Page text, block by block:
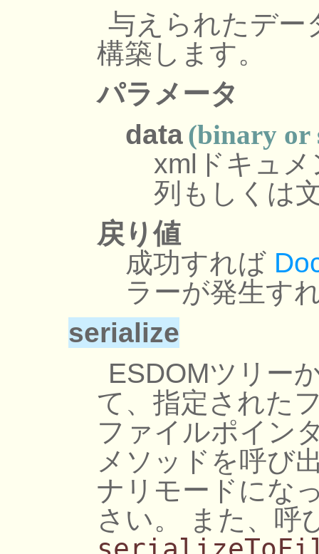
与えられたデー
構築します。
パラメータ
data(binary or
xmlドキュ
列もしくは
戻り値
成功すれば
ラーが発生す
serialize
ESDOMツリー
て、指定された
ファイルポイン
メソッドを呼び
ナリモードにな
さい。 また、呼